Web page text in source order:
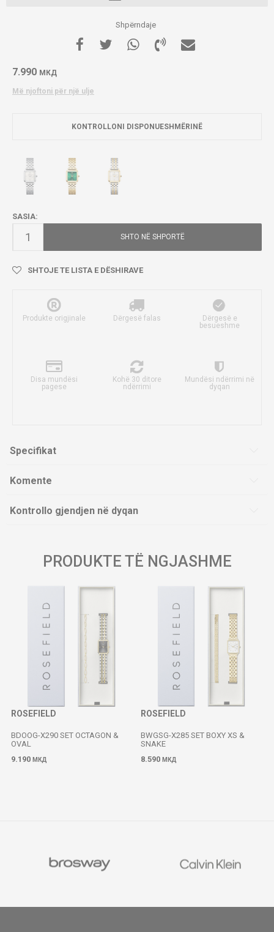
Shpërndaje
7.990 МКД
Më njoftoni për një ulje
KONTROLLONI DISPONUESHMËRINË
SASIA:
SHTO NË SHPORTË
SHTOJE TE LISTA E DËSHIRAVE
Produkte origjinale Dërgesë falas
Dërgesë e
besueshme
Disa mundësi
pagese
Kohë 30 ditore
ndërrimi
Mundësi ndërrimi në
dyqan
Specifikat
Komente
Kontrollo gjendjen në dyqan
PRODUKTE TË NGJASHME
ROSEFIELD
BDOOG-X290 SET OCTAGON &
OVAL
9.190 МКД
ROSEFIELD
BWGSG-X285 SET BOXY XS &
SNAKE
8.590 МКД